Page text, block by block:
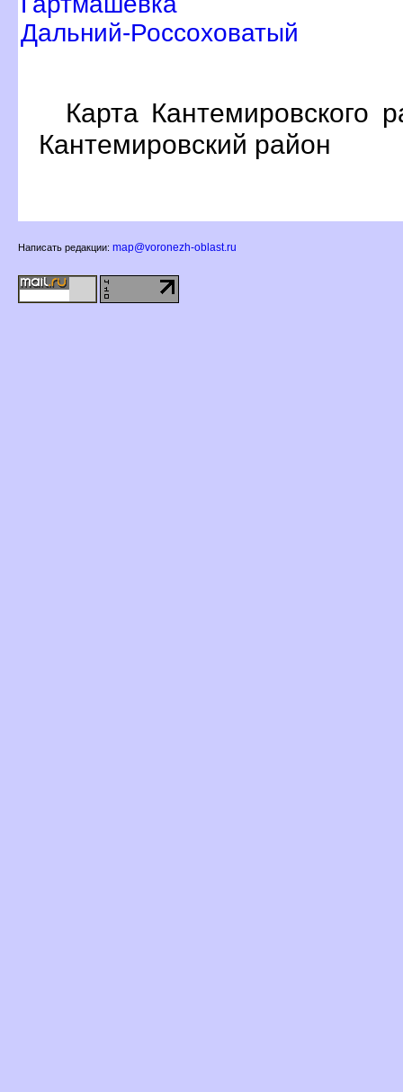
Дальний-Россоховатый
Карта Кантемировского
Кантемировский район
Написать редакции: map@voronezh-oblast.ru